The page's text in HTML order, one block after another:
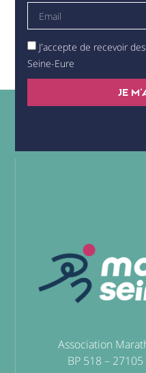
J'accepte de recevoir
Seine-Eure
JE
Association
BP 518 –